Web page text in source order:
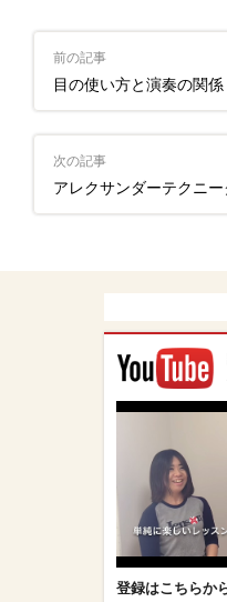
前の記事
目の使い方と演奏の関係
次の記事
アレクサンダーテクニ
登録はこちらか